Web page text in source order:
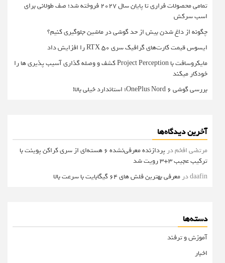
تمامی محصولات فراری تا پایان سال ۲۰۲۷ فروخته شد؛ صف طولانی برای
اسب سرکش
چگونه از داغ شدن بیش از حد گوشی در ماشین جلوگیری کنیم؟
ایسوس قیمت کارت‌های گرافیک سری RTX 50 را افزایش داد
مایکروسافت با Project Perception کشف و وصله گذاری آسیب پذیری ها را
خودکار میکند
بررسی گوشی OnePlus Nord 6؛ استاندارد خیلی بالا!
آخرین دیدگاه‌ها
مرتضی افخمدر
پردازنده معرفی‌نشده 6 هسته‌ای از سری کراکن پوینت با
ترکیب عجیب 3+3 رویت شد
daafinدر معرفی بهترین فلش های 64 گیگابایت با سرعت بالا
دسته‌ها
آموزش و ترفند
اخبار